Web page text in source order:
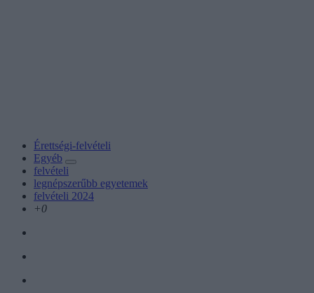
Érettségi-felvételi
Egyéb
felvételi
legnépszerűbb egyetemek
felvételi 2024
+0